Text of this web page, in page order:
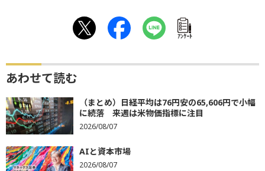
ｱﾝｹｰﾄ
あわせて読む
（まとめ）日経平均は76円安の65,606円で小幅
に続落 来週は米物価指標に注目
2026/08/07
AIと資本市場
2026/08/07